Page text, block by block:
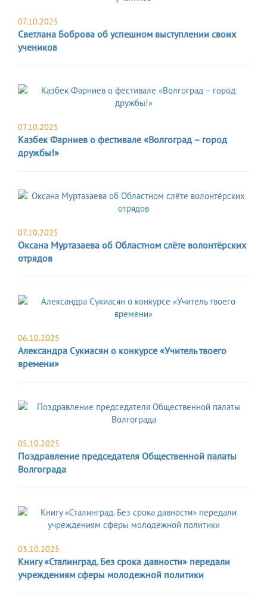
07.10.2025
Светлана Боброва об успешном выступлении своих
учеников
07.10.2025
Казбек Фарниев о фестивале «Волгоград – город
дружбы!»
07.10.2025
Оксана Муртазаева об Областном слёте волонтёрских
отрядов
06.10.2025
Александра Сукиасян о конкурсе «Учитель твоего
времени»
05.10.2025
Поздравление председателя Общественной палаты
Волгограда
03.10.2025
Книгу «Сталинград. Без срока давности» передали
учреждениям сферы молодежной политики